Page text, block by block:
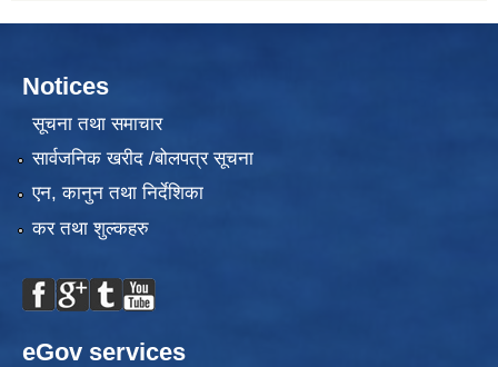
Notices
सूचना तथा समाचार
सार्वजनिक खरीद /बोलपत्र सूचना
एन, कानुन तथा निर्देशिका
कर तथा शुल्कहरु
eGov services